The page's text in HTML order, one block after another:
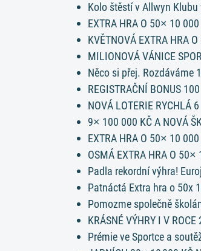
Kolo štěstí v Allwyn
EXTRA HRA O 50× 10 000
KVĚTNOVÁ EXTRA HRA
MILIONOVÁ VÁNICE
Něco si přej. Rozdáváme
REGISTRAČNÍ BONUS
NOVÁ LOTERIE RYCHLÁ 6
9× 100 000 KČ A NOVÁ
EXTRA HRA O 50× 10 000
OSMÁ EXTRA HRA O 50×
Padla rekordní výhra!
Patnáctá Extra hra o 50x
Pomozme společně
KRÁSNÉ VÝHRY I V ROCE
Prémie ve Sportce a